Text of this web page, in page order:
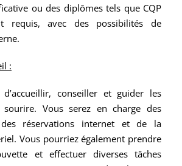
ou des diplômes tels que CQP
requis, avec des possibilités de
:
conseiller et guider les
Vous serez en charge des
des réservations internet et de la
Vous pourriez également prendre
et effectuer diverses tâches